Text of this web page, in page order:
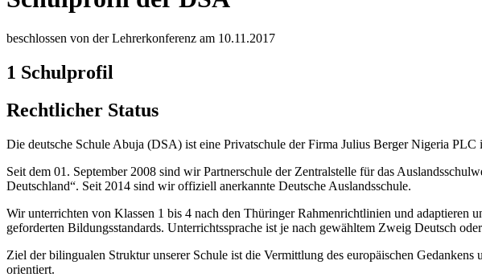
beschlossen von der Lehrerkonferenz am 10.11.2017
1 Schulprofil
Rechtlicher Status
Die deutsche Schule Abuja (DSA) ist eine Privatschule der Firma Julius Berger Nigeria
Seit dem 01. September 2008 sind wir Partnerschule der Zentralstelle für das
Deutschland“. Seit 2014 sind wir offiziell anerkannte Deutsche Auslandsschule.
Wir unterrichten von Klassen 1 bis 4 nach den Thüringer Rahmenrichtlinien und adaptieren
geforderten Bildungsstandards. Unterrichtssprache ist je nach gewähltem Zweig Deutsch
Ziel der bilingualen Struktur unserer Schule ist die Vermittlung des europäischen
orientiert.